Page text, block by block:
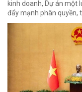
kinh doanh, Dự án một
đẩy mạnh phân quyền,